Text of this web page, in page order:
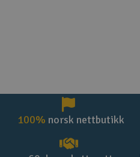
100% norsk nettbutikk